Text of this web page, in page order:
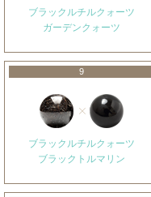
ブラックルチルクォーツ
ガーデンクォーツ
9
ブラックルチルクォーツ
ブラックトルマリン